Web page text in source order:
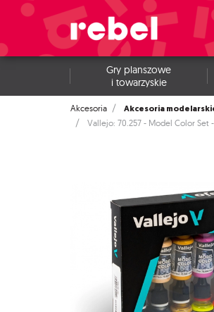
Gry planszowe
i towarzyskie
Akcesoria Akcesoria
Vallejo: 70.257 - Model Color Set